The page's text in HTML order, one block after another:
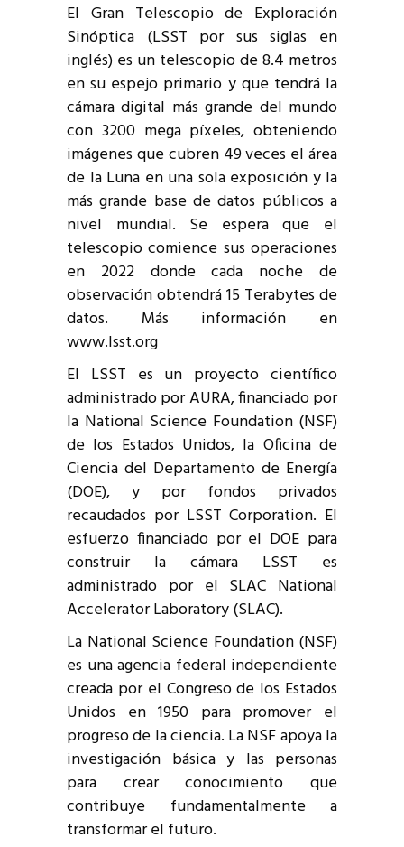
El Gran Telescopio de Exploración
Sinóptica (LSST por sus siglas en
inglés) es un telescopio de 8.4 metros
en su espejo primario y que tendrá la
cámara digital más grande del mundo
con 3200 mega píxeles, obteniendo
imágenes que cubren 49 veces el área
de la Luna en una sola exposición y la
más grande base de datos públicos a
nivel mundial. Se espera que el
telescopio comience sus operaciones
en 2022 donde cada noche de
observación obtendrá 15 Terabytes de
datos. Más información en
www.lsst.org
El LSST es un proyecto científico
administrado por AURA, financiado por
la National Science Foundation (NSF)
de los Estados Unidos, la Oficina de
Ciencia del Departamento de Energía
(DOE), y por fondos privados
recaudados por LSST Corporation. El
esfuerzo financiado por el DOE para
construir la cámara LSST es
administrado por el SLAC National
Accelerator Laboratory (SLAC).
La National Science Foundation (NSF)
es una agencia federal independiente
creada por el Congreso de los Estados
Unidos en 1950 para promover el
progreso de la ciencia. La NSF apoya la
investigación básica y las personas
para crear conocimiento que
contribuye fundamentalmente a
transformar el futuro.